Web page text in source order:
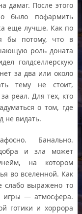
дамаг. После этого
было пофармить
еще лучше. Как по
бы потому, что в
роль доната
голдселлерскую
за два или около
тему не стоит,
реал. Для тех, кто
о том, где
не видать.
Банально.
и зла может
на котором
во вселенной. Как
слабо выражено то
игры — атмосфера.
готики и хоррора